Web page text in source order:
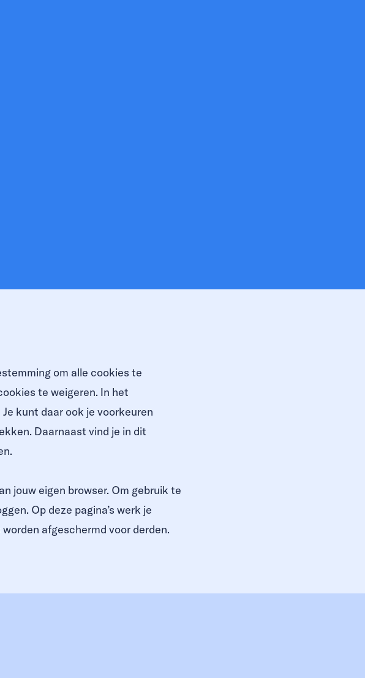
om alle cookies te
te weigeren. In het
kunt daar ook je voorkeuren
Daarnaast vind je in dit
jouw eigen browser. Om gebruik te
Op deze pagina’s werk je
afgeschermd voor derden.